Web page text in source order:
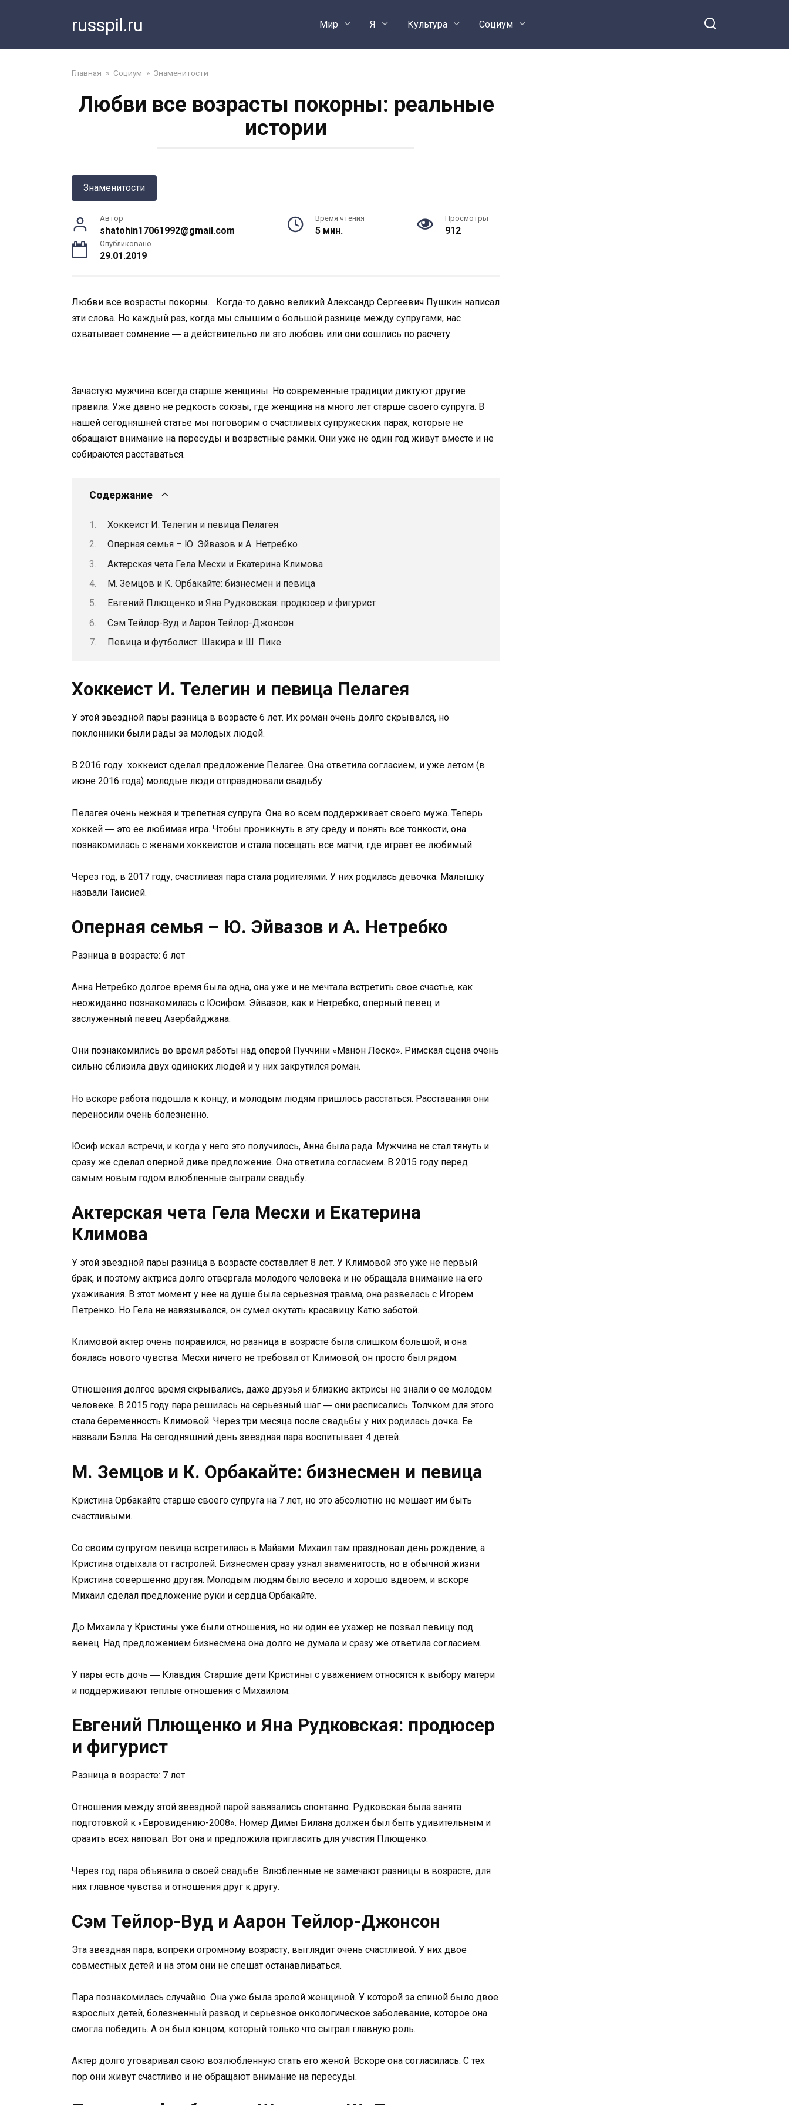
russpil.ru Мир Я Культура Социум
Главная » Социум » Знаменитости
Любви все возрасты покорны: реальные
истории
Знаменитости
Автор
shatohin17061992@gmail.com
Время чтения
5 мин.
Просмотры
912
Опубликовано
29.01.2019
Любви все возрасты покорны… Когда-то давно великий Александр Сергеевич Пушкин написал
эти слова. Но каждый раз, когда мы слышим о большой разнице между супругами, нас
охватывает сомнение ― а действительно ли это любовь или они сошлись по расчету.
Зачастую мужчина всегда старше женщины. Но современные традиции диктуют другие
правила. Уже давно не редкость союзы, где женщина на много лет старше своего супруга. В
нашей сегодняшней статье мы поговорим о счастливых супружеских парах, которые не
обращают внимание на пересуды и возрастные рамки. Они уже не один год живут вместе и не
собираются расставаться.
Содержание
Хоккеист И. Телегин и певица Пелагея
Оперная семья – Ю. Эйвазов и А. Нетребко
Актерская чета Гела Месхи и Екатерина Климова
М. Земцов и К. Орбакайте: бизнесмен и певица
Евгений Плющенко и Яна Рудковская: продюсер и фигурист
Сэм Тейлор-Вуд и Аарон Тейлор-Джонсон
Певица и футболист: Шакира и Ш. Пике
Хоккеист И. Телегин и певица Пелагея
У этой звездной пары разница в возрасте 6 лет. Их роман очень долго скрывался, но
поклонники были рады за молодых людей.
В 2016 году хоккеист сделал предложение Пелагее. Она ответила согласием, и уже летом (в
июне 2016 года) молодые люди отпраздновали свадьбу.
Пелагея очень нежная и трепетная супруга. Она во всем поддерживает своего мужа. Теперь
хоккей ― это ее любимая игра. Чтобы проникнуть в эту среду и понять все тонкости, она
познакомилась с женами хоккеистов и стала посещать все матчи, где играет ее любимый.
Через год, в 2017 году, счастливая пара стала родителями. У них родилась девочка. Малышку
назвали Таисией.
Оперная семья – Ю. Эйвазов и А. Нетребко
Разница в возрасте: 6 лет
Анна Нетребко долгое время была одна, она уже и не мечтала встретить свое счастье, как
неожиданно познакомилась с Юсифом. Эйвазов, как и Нетребко, оперный певец и
заслуженный певец Азербайджана.
Они познакомились во время работы над оперой Пуччини «Манон Леско». Римская сцена очень
сильно сблизила двух одиноких людей и у них закрутился роман.
Но вскоре работа подошла к концу, и молодым людям пришлось расстаться. Расставания они
переносили очень болезненно.
Юсиф искал встречи, и когда у него это получилось, Анна была рада. Мужчина не стал тянуть и
сразу же сделал оперной диве предложение. Она ответила согласием. В 2015 году перед
самым новым годом влюбленные сыграли свадьбу.
Актерская чета Гела Месхи и Екатерина
Климова
У этой звездной пары разница в возрасте составляет 8 лет. У Климовой это уже не первый
брак, и поэтому актриса долго отвергала молодого человека и не обращала внимание на его
ухаживания. В этот момент у нее на душе была серьезная травма, она развелась с Игорем
Петренко. Но Гела не навязывался, он сумел окутать красавицу Катю заботой.
Климовой актер очень понравился, но разница в возрасте была слишком большой, и она
боялась нового чувства. Месхи ничего не требовал от Климовой, он просто был рядом.
Отношения долгое время скрывались, даже друзья и близкие актрисы не знали о ее молодом
человеке. В 2015 году пара решилась на серьезный шаг ― они расписались. Толчком для этого
стала беременность Климовой. Через три месяца после свадьбы у них родилась дочка. Ее
назвали Бэлла. На сегодняшний день звездная пара воспитывает 4 детей.
М. Земцов и К. Орбакайте: бизнесмен и певица
Кристина Орбакайте старше своего супруга на 7 лет, но это абсолютно не мешает им быть
счастливыми.
Со своим супругом певица встретилась в Майами. Михаил там праздновал день рождение, а
Кристина отдыхала от гастролей. Бизнесмен сразу узнал знаменитость, но в обычной жизни
Кристина совершенно другая. Молодым людям было весело и хорошо вдвоем, и вскоре
Михаил сделал предложение руки и сердца Орбакайте.
До Михаила у Кристины уже были отношения, но ни один ее ухажер не позвал певицу под
венец. Над предложением бизнесмена она долго не думала и сразу же ответила согласием.
У пары есть дочь ― Клавдия. Старшие дети Кристины с уважением относятся к выбору матери
и поддерживают теплые отношения с Михаилом.
Евгений Плющенко и Яна Рудковская: продюсер
и фигурист
Разница в возрасте: 7 лет
Отношения между этой звездной парой завязались спонтанно. Рудковская была занята
подготовкой к «Евровидению-2008». Номер Димы Билана должен был быть удивительным и
сразить всех наповал. Вот она и предложила пригласить для участия Плющенко.
Через год пара объявила о своей свадьбе. Влюбленные не замечают разницы в возрасте, для
них главное чувства и отношения друг к другу.
Сэм Тейлор-Вуд и Аарон Тейлор-Джонсон
Эта звездная пара, вопреки огромному возрасту, выглядит очень счастливой. У них двое
совместных детей и на этом они не спешат останавливаться.
Пара познакомилась случайно. Она уже была зрелой женщиной. У которой за спиной было двое
взрослых детей, болезненный развод и серьезное онкологическое заболевание, которое она
смогла победить. А он был юнцом, который только что сыграл главную роль.
Актер долго уговаривал свою возлюбленную стать его женой. Вскоре она согласилась. С тех
пор они живут счастливо и не обращают внимание на пересуды.